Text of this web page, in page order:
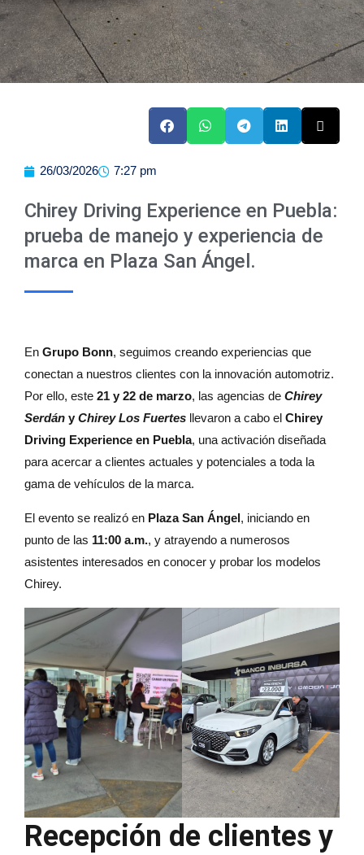
26/03/2026 7:27 pm
Chirey Driving Experience en Puebla:
prueba de manejo y experiencia de
marca en Plaza San Ángel.
En Grupo Bonn, seguimos creando experiencias que
conectan a nuestros clientes con la innovación automotriz.
Por ello, este 21 y 22 de marzo, las agencias de Chirey
Serdán y Chirey Los Fuertes llevaron a cabo el Chirey
Driving Experience en Puebla, una activación diseñada
para acercar a clientes actuales y potenciales a toda la
gama de vehículos de la marca.
El evento se realizó en Plaza San Ángel , iniciando en
punto de las 11:00 a.m., y atrayendo a numerosos
asistentes interesados en conocer y probar los modelos
Chirey.
Recepción de clientes y